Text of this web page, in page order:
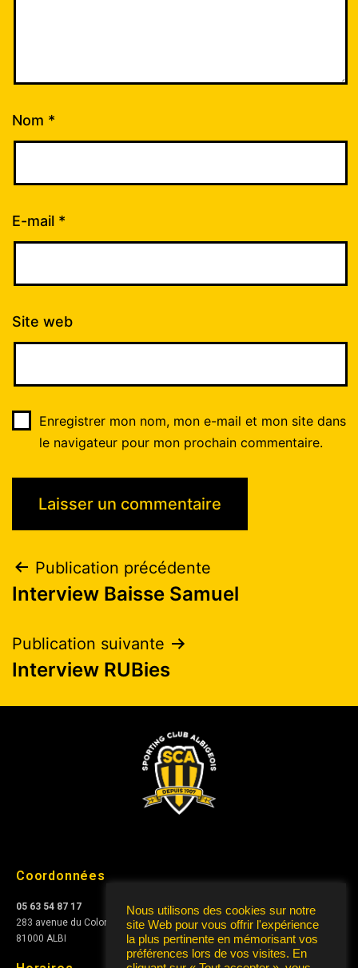
Nom *
E-mail *
Site web
Enregistrer mon nom, mon e-mail et mon site dans
le navigateur pour mon prochain commentaire.
Publication précédente
Interview Baisse Samuel
Publication suivante
Interview RUBies
Coordonnées
05 63 54 87 17
283 avenue du Colonel Teyssier
81000 ALBI
Nous utilisons des cookies sur notre
site Web pour vous offrir l'expérience
la plus pertinente en mémorisant vos
préférences lors de vos visites. En